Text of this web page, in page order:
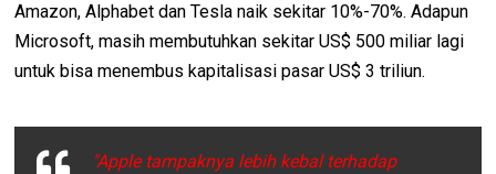
Amazon, Alphabet dan Tesla naik sekitar 10%-70%. Adapun
Microsoft, masih membutuhkan sekitar US$ 500 miliar lagi
untuk bisa menembus kapitalisasi pasar US$ 3 triliun.
"Apple tampaknya lebih kebal terhadap